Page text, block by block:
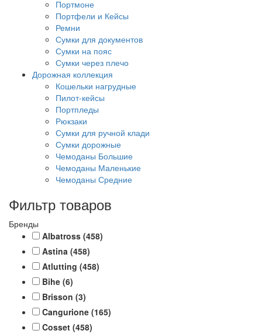
Портмоне
Портфели и Кейсы
Ремни
Сумки для документов
Сумки на пояс
Сумки через плечо
Дорожная коллекция
Кошельки нагрудные
Пилот-кейсы
Портпледы
Рюкзаки
Сумки для ручной клади
Сумки дорожные
Чемоданы Большие
Чемоданы Маленькие
Чемоданы Средние
Фильтр товаров
Бренды
Albatross (458)
Astina (458)
Atlutting (458)
Bihe (6)
Brisson (3)
Cangurione (165)
Cosset (458)